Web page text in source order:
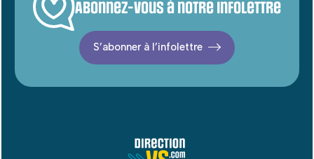
Abonnez-vous à notre infolettre
S’abonner à l’infolettre